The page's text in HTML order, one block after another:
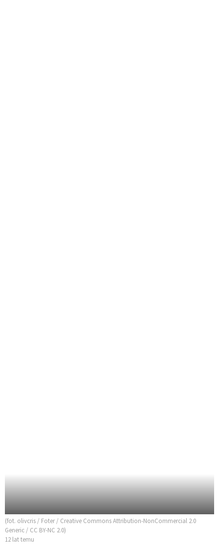
(fot. olivcris / Foter / Creative Commons Attribution-NonCommercial 2.0
Generic / CC BY-NC 2.0)
12 lat temu